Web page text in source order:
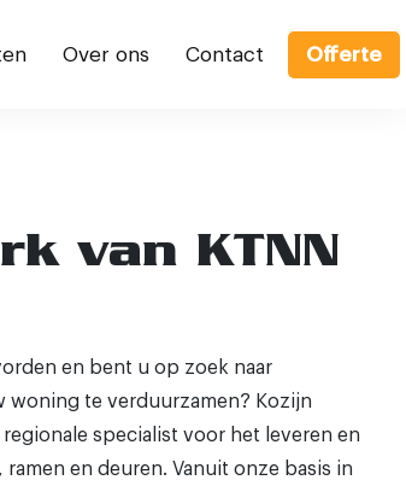
Over ons Contact Offerte
van KTNN
en bent u op zoek naar
te verduurzamen? Kozijn
specialist voor het leveren en
en deuren. Vanuit onze basis in